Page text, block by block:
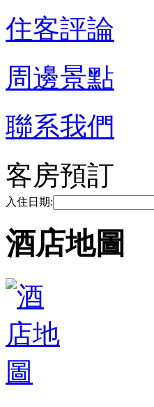
住客評論
周邊景點
聯系我們
客房預訂
入住日期:
酒店地圖